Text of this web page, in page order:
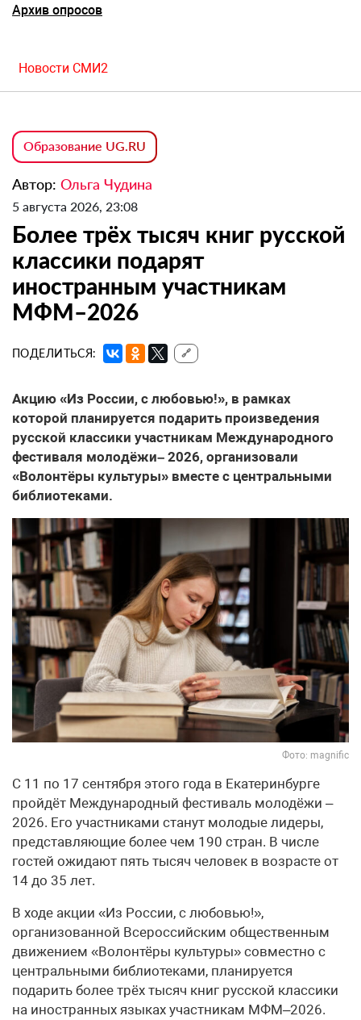
Архив опросов
Новости СМИ2
Образование UG.RU
Автор: Ольга Чудина
5 августа 2026, 23:08
Более трёх тысяч книг русской
классики подарят
иностранным участникам
МФМ–2026
ПОДЕЛИТЬСЯ: 🔗
Акцию «Из России, с любовью!», в рамках
которой планируется подарить произведения
русской классики участникам Международного
фестиваля молодёжи– 2026, организовали
«Волонтёры культуры» вместе с центральными
библиотеками.
Фото: magnific
С 11 по 17 сентября этого года в Екатеринбурге
пройдёт Международный фестиваль молодёжи –
2026. Его участниками станут молодые лидеры,
представляющие более чем 190 стран. В числе
гостей ожидают пять тысяч человек в возрасте от
14 до 35 лет.
В ходе акции «Из России, с любовью!»,
организованной Всероссийским общественным
движением «Волонтёры культуры» совместно с
центральными библиотеками, планируется
подарить более трёх тысяч книг русской классики
на иностранных языках участникам МФМ–2026.